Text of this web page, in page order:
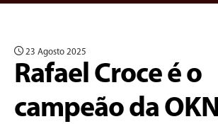
23 Agosto 2025
Rafael Croce é o
campeão da